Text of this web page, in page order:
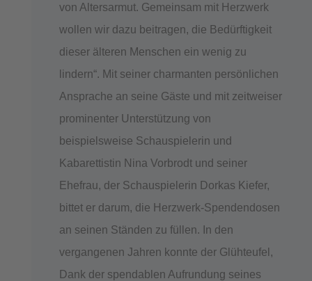
von Altersarmut. Gemeinsam mit Herzwerk
wollen wir dazu beitragen, die Bedürftigkeit
dieser älteren Menschen ein wenig zu
lindern“. Mit seiner charmanten persönlichen
Ansprache an seine Gäste und mit zeitweiser
prominenter Unterstützung von
beispielsweise Schauspielerin und
Kabarettistin Nina Vorbrodt und seiner
Ehefrau, der Schauspielerin Dorkas Kiefer,
bittet er darum, die Herzwerk-Spendendosen
an seinen Ständen zu füllen. In den
vergangenen Jahren konnte der Glühteufel,
Dank der spendablen Aufrundung seines